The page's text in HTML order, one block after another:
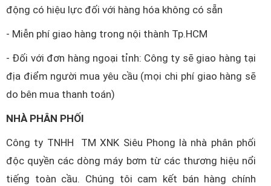
động có hiệu lực đối với hàng hóa không có sẵn
- Miễn phí giao hàng trong nội thành Tp.HCM
- Đối với đơn hàng ngoại tỉnh: Công ty sẽ giao hàng tại
địa điểm người mua yêu cầu (mọi chi phí giao hàng sẽ
do bên mua thanh toán)
NHÀ PHÂN PHỐI
Công ty TNHH TM XNK Siêu Phong là nhà phân phối
độc quyền các dòng máy bơm từ các thương hiệu nổi
tiếng toàn cầu. Chúng tôi cam kết bán hàng chính